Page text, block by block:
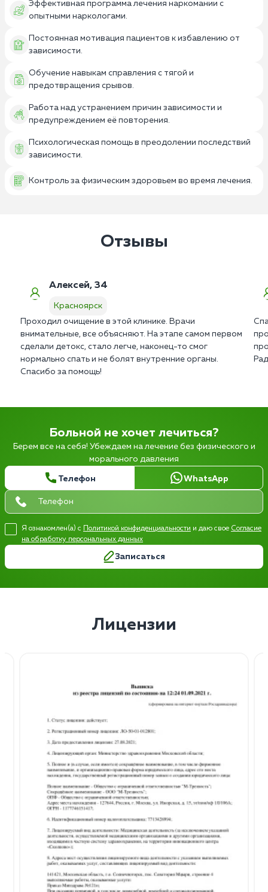
Эффективная программа лечения наркомании с
опытными наркологами.
Постоянная мотивация пациентов к избавлению от
зависимости.
Обучение навыкам справления с тягой и
предотвращения срывов.
Работа над устранением причин зависимости и
предупреждением её повторения.
Психологическая помощь в преодолении последствий
зависимости.
Контроль за физическим здоровьем во время лечения.
Отзывы
Алексей, 34
Красноярск
Проходил очищение в этой клинике. Врачи
внимательные, все объясняют. На этапе самом первом
сделали детокс, стало легче, наконец-то смог
нормально спать и не болят внутренние органы.
Спасибо за помощь!
Больной не хочет лечиться?
Берем все на себя! Убеждаем на лечение без физического и
морального давления
Телефон WhatsApp
Я ознакомлен(а) с Политикой конфиденциальности и даю свое Согласие
на обработку персональных данных
Записаться
Лицензии